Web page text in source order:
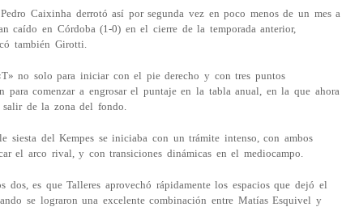
Caixinha derrotó así por segunda vez en poco menos de un mes a
caído en Córdoba (1-0) en el cierre de la temporada anterior,
también Girotti.
no solo para iniciar con el pie derecho y con tres puntos
para comenzar a engrosar el puntaje en la tabla anual, en la que ahora
de la zona del fondo.
siesta del Kempes se iniciaba con un trámite intenso, con ambos
el arco rival, y con transiciones dinámicas en el mediocampo.
dos, es que Talleres aprovechó rápidamente los espacios que dejó el
se lograron una excelente combinación entre Matías Esquivel y